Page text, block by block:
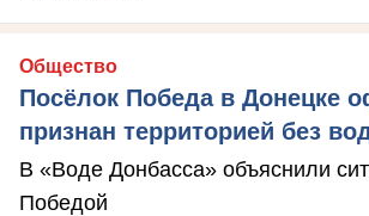
Общество
Посёлок Победа в Донецке
признан территорией без
В «Воде Донбасса» объяснили
Победой